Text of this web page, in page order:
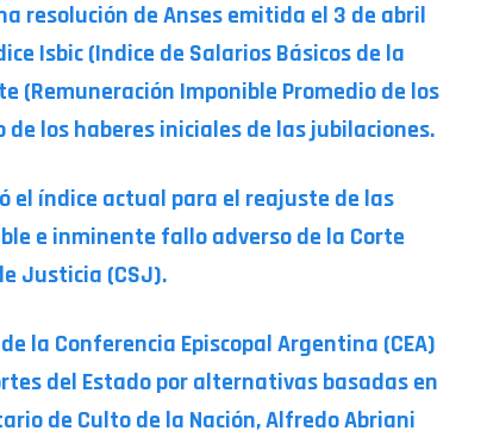
resolución de Anses emitida el 3 de abril
Isbic (Indice de Salarios Básicos de la
(Remuneración Imponible Promedio de los
los haberes iniciales de las jubilaciones.
el índice actual para el reajuste de las
e inminente fallo adverso de la Corte
Justicia (CSJ).
la Conferencia Episcopal Argentina (CEA)
del Estado por alternativas basadas en
de Culto de la Nación, Alfredo Abriani